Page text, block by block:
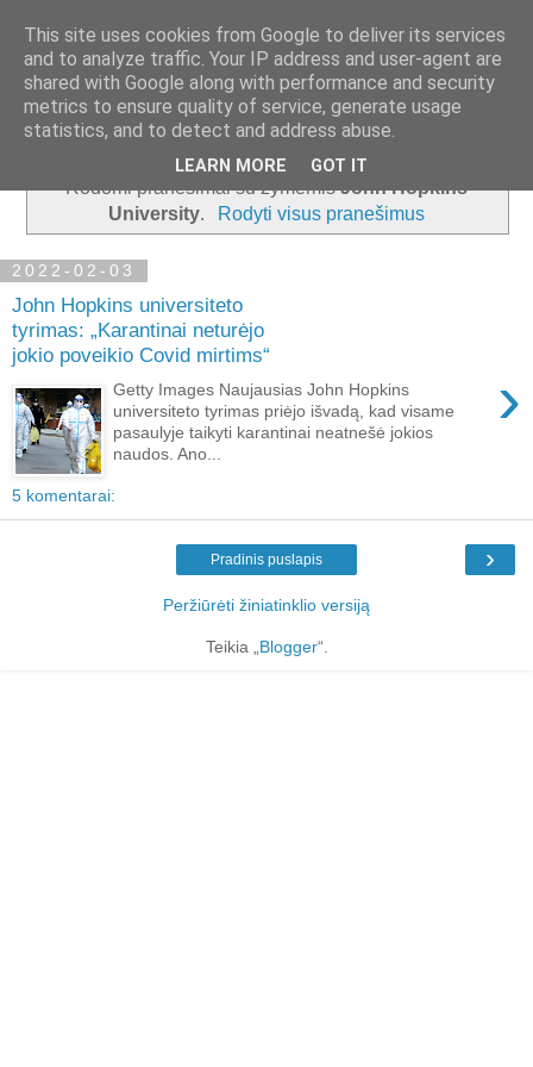
Rodomi pranešimai su žymėmisJohn Hopkins
University. Rodyti visus pranešimus
2022-02-03
John Hopkins universiteto
tyrimas: „Karantinai neturėjo
jokio poveikio Covid mirtims“
›
Getty Images Naujausias John Hopkins
universiteto tyrimas priėjo išvadą, kad visame
pasaulyje taikyti karantinai neatnešė jokios
naudos. Ano...
5 komentarai:
›
Pradinis puslapis
Peržiūrėti žiniatinklio versiją
Teikia „Blogger“.
This site uses cookies from Google to deliver its services
and to analyze traffic. Your IP address and user-agent are
shared with Google along with performance and security
metrics to ensure quality of service, generate usage
statistics, and to detect and address abuse.
LEARN MORE GOT IT